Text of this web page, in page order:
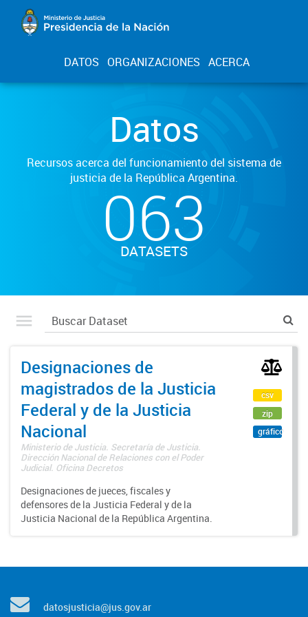
DATOS ORGANIZACIONES ACERCA
Datos
Recursos acerca del funcionamiento del sistema de
justicia de la República Argentina.
063
DATASETS
Designaciones de
magistrados de la Justicia
Federal y de la Justicia
Nacional
Ministerio de Justicia. Secretaría de Justicia.
Dirección Nacional de Relaciones con el Poder
Judicial. Oficina Decretos
Designaciones de jueces, fiscales y
defensores de la Justicia Federal y de la
Justicia Nacional de la República Argentina.
csv
zip
gráfico
datosjusticia@jus.gov.ar